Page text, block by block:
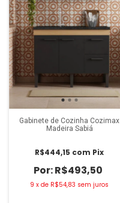
Gabinete de Cozinha Cozimax
Madeira Sabi
R$493,50
R$444,15 com Pix
9 xde R$54,83 sem juros